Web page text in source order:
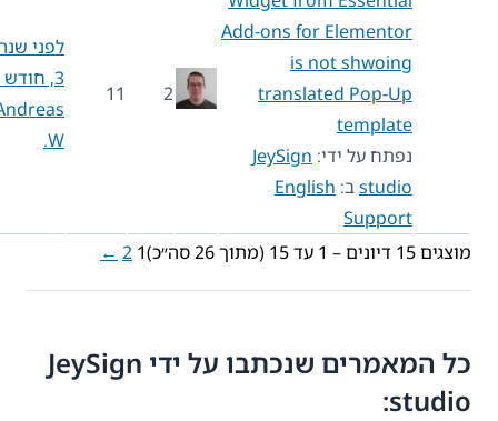
Add-ons for Elementor
is not shwoing
translated Pop-Up
template
נפתח על ידי:JeySign
studioב:English
Support
2
לפני שנה
Andreas
מוצגים 15 דיונים – 1 עד 15 (מתוך 26 סה״כ) 1
2
←
כל המאמרים שנכתבו על ידי JeySign
studio: